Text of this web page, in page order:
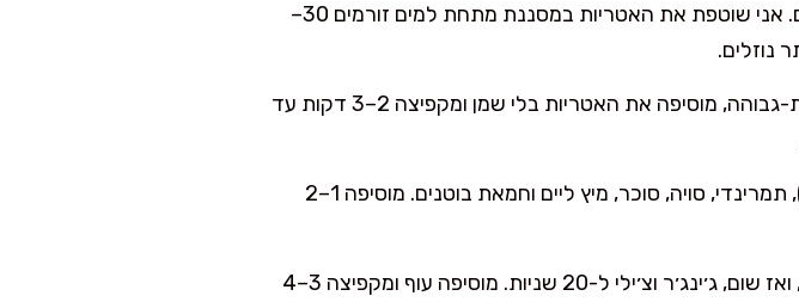
זה הסוד של קופיפי מושלם. אני שוטפת את האטריות במסננת מתחת למים זורמים 30–
מחממת מחבת רחבה או ווק על אש בינונית-גבוהה, מוסיפה את האטריות בלי שמן ומקפיצה 2–3 דקות עד
בקערה קטנה מערבבת רוטב דגים (או סויה), תמרינדי, סויה, סוכר, מיץ ליים וחמאת בוטנים. מוסיפה 1–2
מחזירה את המחבת לאש גבוהה, מוסיפה שמן, ואז שום, ג׳ינג׳ר וצ׳ילי ל-20 שניות. מוסיפה עוף ומקפיצה 3–4